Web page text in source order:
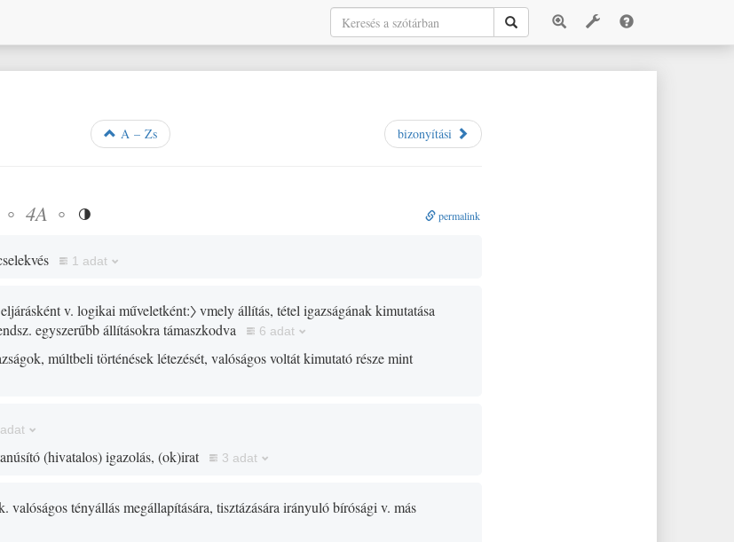
A – Zs bizonyítási
◦ 4A ◦  permalink
1 adat
v. logikai műveletként:〉vmely állítás, tétel igazságának kimutatása
egyszerűbb állításokra támaszkodva
6 adat
múltbeli történések létezését, valóságos voltát kimutató része mint
(hivatalos)igazolás,(ok)irat 3 adat
valóságos tényállás megállapítására, tisztázására irányuló bírósági v. más